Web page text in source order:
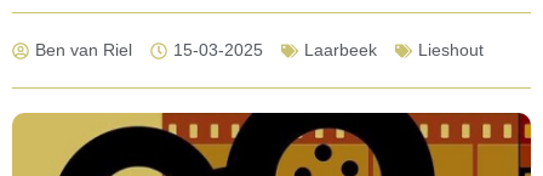
Ben van Riel 15-03-2025 Laarbeek Lieshout